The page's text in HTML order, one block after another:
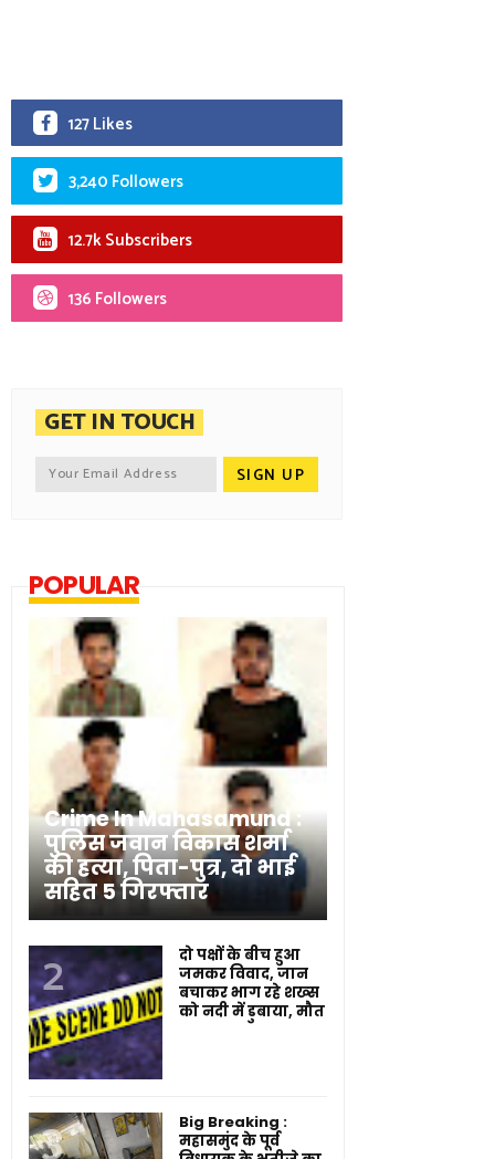
127 Likes
3,240 Followers
12.7k Subscribers
136 Followers
GET IN TOUCH
POPULAR
Crime In Mahasamund :
पुलिस जवान विकास शर्मा
की हत्या, पिता-पुत्र, दो भाई
सहित 5 गिरफ्तार
दो पक्षों के बीच हुआ
जमकर विवाद, जान
बचाकर भाग रहे शख्स
को नदी में डुबाया, मौत
Big Breaking :
महासमुंद के पूर्व